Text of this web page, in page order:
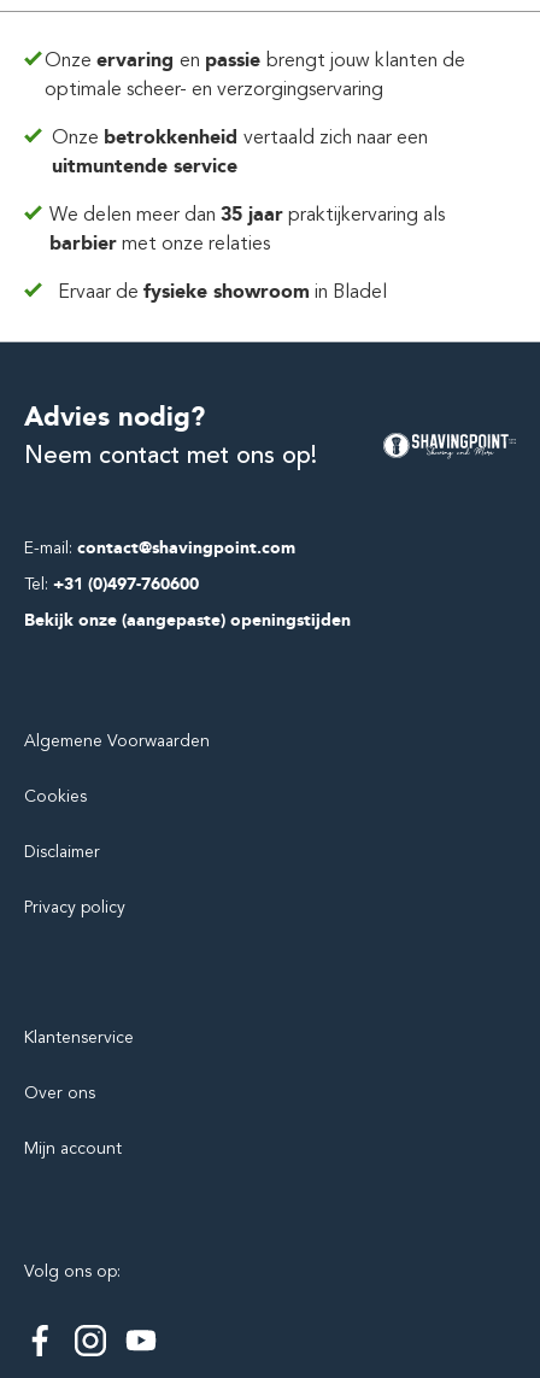
Onzeervaringen passie brengt jouw klanten de
optimale scheer- en verzorgingservaring
Onze betrokkenheid vertaald zich naar een
uitmuntende service
We delen meer dan 35 jaar praktijkervaring als
barbier met onze relaties
Ervaar de fysieke showroom in Bladel
E-mail: contact@shavingpoint.com
Tel: +31 (0)497-760600
Bekijk onze (aangepaste) openingstijden
Advies nodig?
Neem contact met ons op!
Algemene Voorwaarden
Cookies
Disclaimer
Privacy policy
Klantenservice
Over ons
Mijn account
Volg ons op: